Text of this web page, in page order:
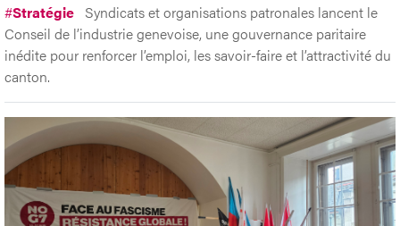
#Stratégie Syndicats et organisations patronales lancent le
Conseil de l’industrie genevoise, une gouvernance paritaire
inédite pour renforcer l’emploi, les savoir-faire et l’attractivité du
canton.